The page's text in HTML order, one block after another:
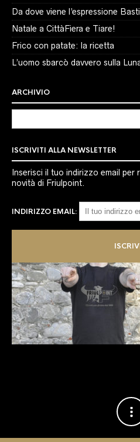
Da dove viene l’espressione
Natale a CittàFiera e Tiare!
Frico con patate: la ricetta
L’uomo sbarcò davvero sulla
ARCHIVIO
ISCRIVITI ALLA NEWSLETTER
Inserisci il tuo indirizzo email per
novità di Friulpoint.
INDIRIZZO EMAIL: